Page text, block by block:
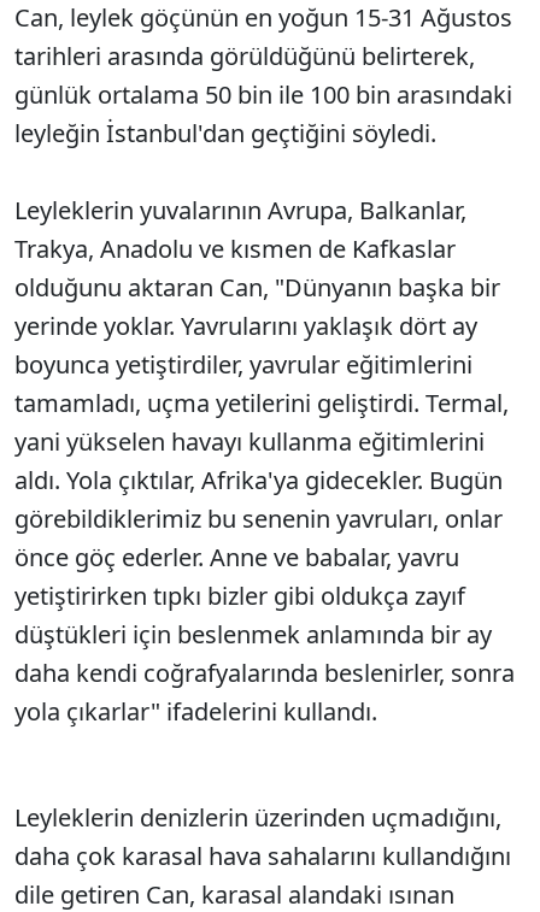
Sesi Aç
Can, leylek göçünün en yoğun 15-31 Ağustos
tarihleri arasında görüldüğünü belirterek,
günlük ortalama 50 bin ile 100 bin arasındaki
leyleğin İstanbul'dan geçtiğini söyledi.
Leyleklerin yuvalarının Avrupa, Balkanlar,
Trakya, Anadolu ve kısmen de Kafkaslar
olduğunu aktaran Can, "Dünyanın başka bir
yerinde yoklar. Yavrularını yaklaşık dört ay
boyunca yetiştirdiler, yavrular eğitimlerini
tamamladı, uçma yetilerini geliştirdi. Termal,
yani yükselen havayı kullanma eğitimlerini
aldı. Yola çıktılar, Afrika'ya gidecekler. Bugün
görebildiklerimiz bu senenin yavruları, onlar
önce göç ederler. Anne ve babalar, yavru
yetiştirirken tıpkı bizler gibi oldukça zayıf
düştükleri için beslenmek anlamında bir ay
daha kendi coğrafyalarında beslenirler, sonra
yola çıkarlar" ifadelerini kullandı.
Leyleklerin denizlerin üzerinden uçmadığını,
daha çok karasal hava sahalarını kullandığını
dile getiren Can, karasal alandaki ısınan